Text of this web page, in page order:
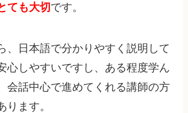
ても大切です。
、日本語で分かりやすく説明して
心しやすいですし、ある程度学ん
会話中心で進めてくれる講師の方
ります。